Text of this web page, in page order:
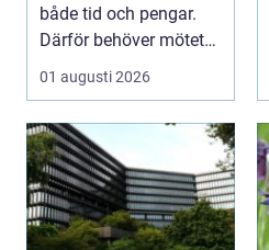
både tid och pengar.
Därför behöver mötet
ge verkligt värd...
01 augusti 2026